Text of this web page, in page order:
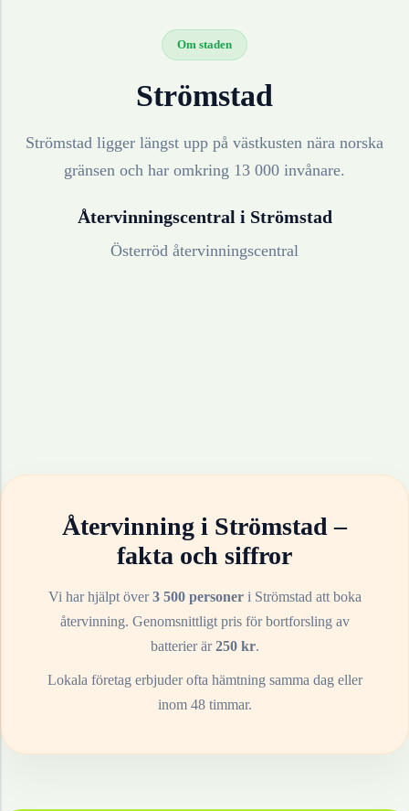
Om staden
Strömstad
Strömstad ligger längst upp på västkusten nära norska
gränsen och har omkring 13 000 invånare.
Återvinningscentral i Strömstad
Österröd återvinningscentral
Återvinning i Strömstad–
fakta och siffror
Vi har hjälpt över3 500 personeri Strömstad att boka
återvinning. Genomsnittligt pris för bortforsling av
batterierär250kr.
Lokala företag erbjuder ofta hämtning samma dag eller
inom 48 timmar.